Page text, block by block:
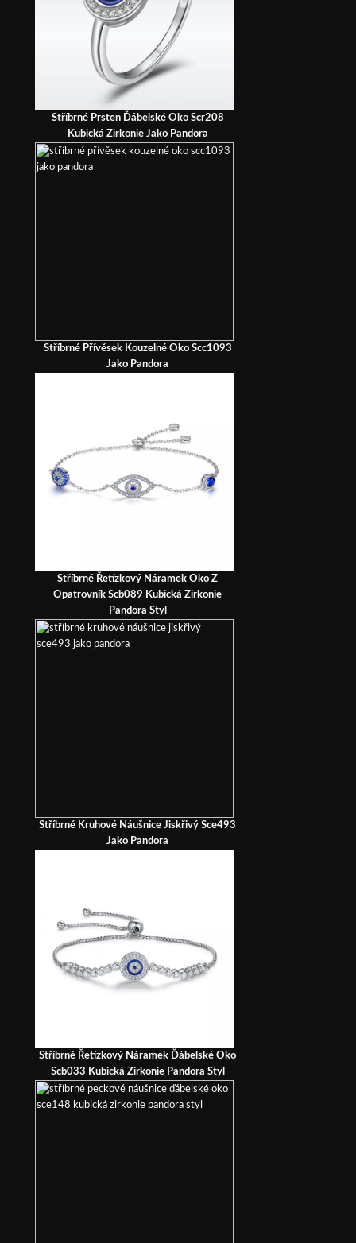
Stříbrné Prsten Ďábelské Oko Scr208
Kubická Zirkonie Jako Pandora
Stříbrné Přívěsek Kouzelné Oko Scc1093
Jako Pandora
Stříbrné Řetízkový Náramek Oko Z
Opatrovník Scb089 Kubická Zirkonie
Pandora Styl
Stříbrné Kruhové Náušnice Jiskřivý Sce493
Jako Pandora
Stříbrné Řetízkový Náramek Ďábelské Oko
Scb033 Kubická Zirkonie Pandora Styl